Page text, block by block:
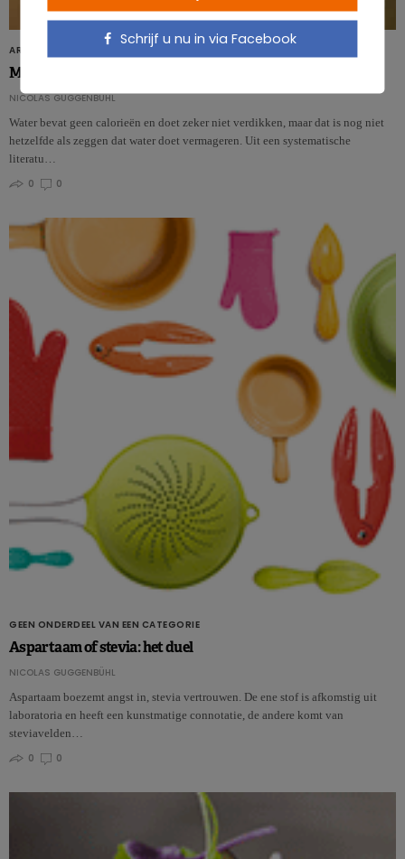
ARTIKELS
Mogelijk kan water helpen om te vermageren
NICOLAS GUGGENBÜHL
Water bevat geen calorieën en doet zeker niet verdikken, maar dat is nog niet
hetzelfde als zeggen dat water doet vermageren. Uit een systematische
literatu…
0
0
GEEN ONDERDEEL VAN EEN CATEGORIE
Aspartaam of stevia: het duel
NICOLAS GUGGENBÜHL
Aspartaam boezemt angst in, stevia vertrouwen. De ene stof is afkomstig uit
laboratoria en heeft een kunstmatige connotatie, de andere komt van
steviavelden…
0
0
Schrijf u nu in via Facebook